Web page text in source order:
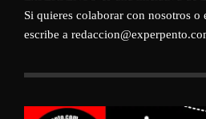
Si quieres colaborar con nosotros
escribe a